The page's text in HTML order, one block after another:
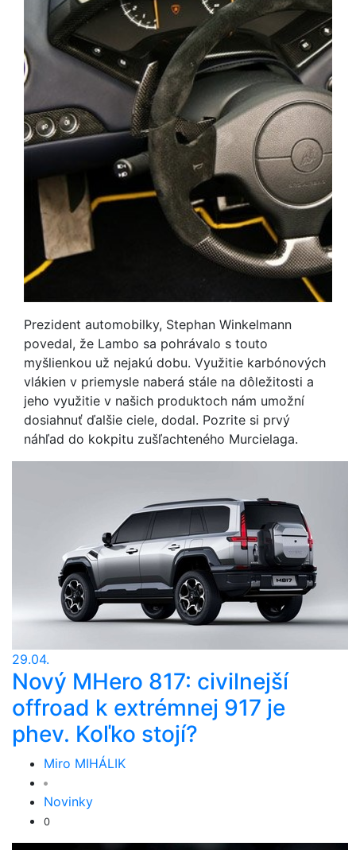
Prezident automobilky, Stephan Winkelmann
povedal, že Lambo sa pohrávalo s touto
myšlienkou už nejakú dobu. Využitie karbónových
vlákien v priemysle naberá stále na dôležitosti a
jeho využitie v našich produktoch nám umožní
dosiahnuť ďalšie ciele, dodal. Pozrite si prvý
náhľad do kokpitu zušľachteného Murcielaga.
29.04.
Nový MHero 817: civilnejší
offroad k extrémnej 917 je
phev. Koľko stojí?
Miro MIHÁLIK
Novinky
0